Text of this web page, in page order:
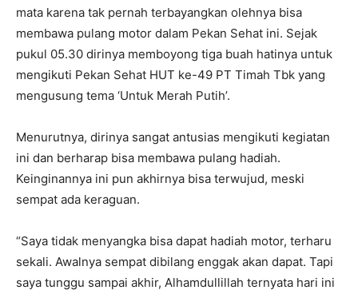
mata karena tak pernah terbayangkan olehnya bisa
membawa pulang motor dalam Pekan Sehat ini. Sejak
pukul 05.30 dirinya memboyong tiga buah hatinya untuk
mengikuti Pekan Sehat HUT ke-49 PT Timah Tbk yang
mengusung tema ‘Untuk Merah Putih’.
Menurutnya, dirinya sangat antusias mengikuti kegiatan
ini dan berharap bisa membawa pulang hadiah.
Keinginannya ini pun akhirnya bisa terwujud, meski
sempat ada keraguan.
“Saya tidak menyangka bisa dapat hadiah motor, terharu
sekali. Awalnya sempat dibilang enggak akan dapat. Tapi
saya tunggu sampai akhir, Alhamdullillah ternyata hari ini